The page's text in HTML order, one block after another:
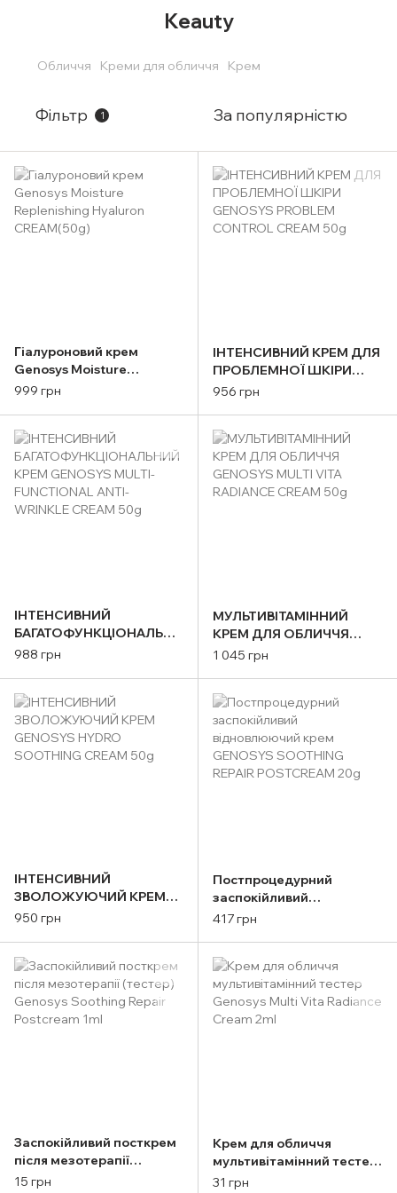
Keauty
Обличчя Креми для обличчя Крем
Фільтр 1 За популярністю
Гіалуроновий крем
Genosys Moisture
Replenishing Hyaluron
999 грн
ІНТЕНСИВНИЙ КРЕМ ДЛЯ
ПРОБЛЕМНОЇ ШКІРИ
GENOSYS PROBLEM
956 грн
ІНТЕНСИВНИЙ
БАГАТОФУНКЦІОНАЛЬНИ
Й КРЕМ GENOSYS MULTI-
988 грн
МУЛЬТИВІТАМІННИЙ
КРЕМ ДЛЯ ОБЛИЧЧЯ
GENOSYS MULTI VITA
1 045 грн
ІНТЕНСИВНИЙ
ЗВОЛОЖУЮЧИЙ КРЕМ
GENOSYS HYDRO
950 грн
Постпроцедурний
заспокійливий
відновлюючий крем
417 грн
Заспокійливий посткрем
після мезотерапії
(тестер) Genosys
15 грн
Крем для обличчя
мультивітамінний тестер
Genosys Multi Vita
31 грн